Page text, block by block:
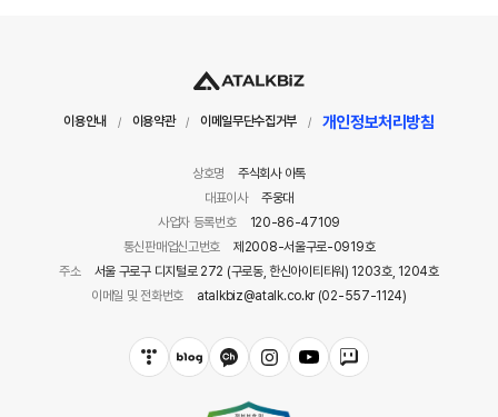
이용안내 / 이용약관 / 이메일무단수집거부 / 개인정보처리방침
상호명
주식회사 아톡
대표이사
주웅대
사업자 등록번호
120-86-47109
통신판매업신고번호
제2008-서울구로-0919호
주소
서울 구로구 디지털로 272 (구로동, 한신아이티타워) 1203호, 1204호
이메일 및 전화번호
atalkbiz@atalk.co.kr (02-557-1124)